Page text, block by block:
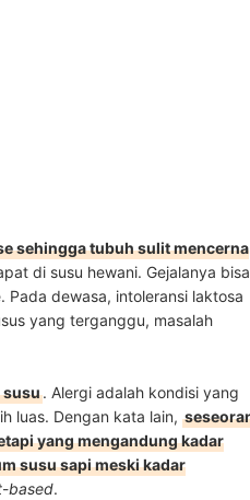
sehingga tubuh sulit mencerna
di susu hewani. Gejalanya bisa
dewasa, intoleransi laktosa
yang terganggu, masalah
susu. Alergi adalah kondisi yang
luas. Dengan kata lain,
yang mengandung kadar
susu sapi meski kadar
-based.